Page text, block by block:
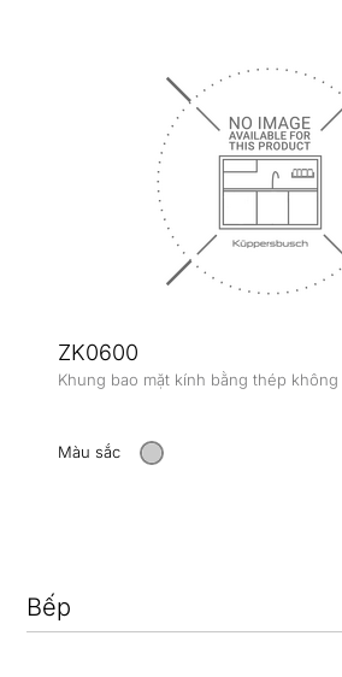
ZK0600
Khung bao mặt kính bằng thép không
Màu sắc
Bếp